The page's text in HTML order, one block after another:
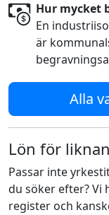
Hur mycket
En
är
Alla
Lön för
Passar inte
du söker efter? Vi
register och